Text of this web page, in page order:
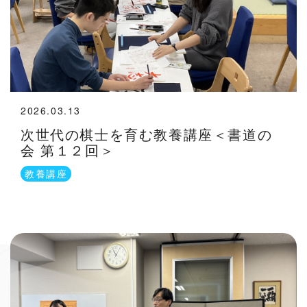
次世代の棋士を育む教養講座＜書道の
会 第１２回＞
2026.03.13
教養講座